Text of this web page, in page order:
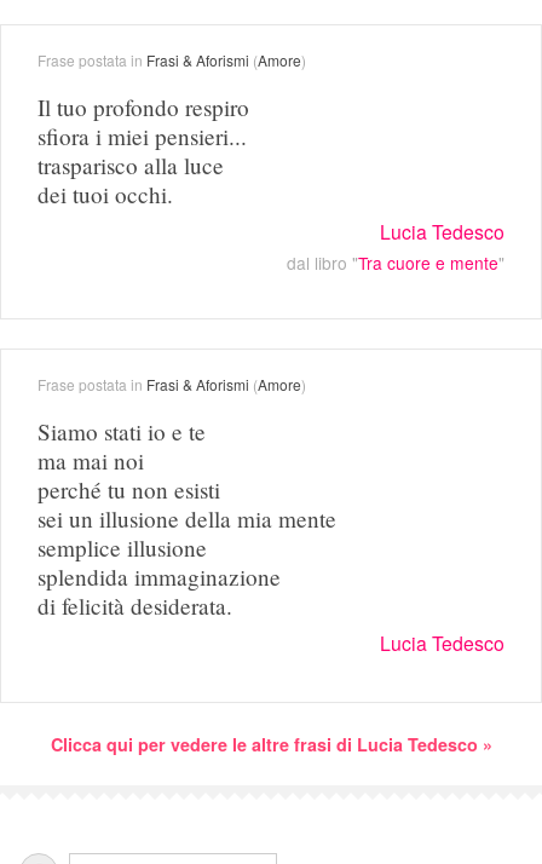
Frase postata in Frasi & Aforismi (Amore)
Il tuo profondo respiro
sfiora i miei pensieri...
trasparisco alla luce
dei tuoi occhi.
Lucia Tedesco
dal libro "Tra cuore e mente"
Frase postata in Frasi & Aforismi (Amore)
Siamo stati io e te
ma mai noi
perché tu non esisti
sei un illusione della mia mente
semplice illusione
splendida immaginazione
di felicità desiderata.
Lucia Tedesco
Clicca qui per vedere le altre frasi di Lucia Tedesco »